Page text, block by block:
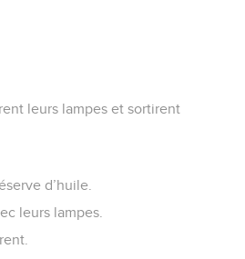
leurs lampes et sortirent
d’huile.
leurs lampes.